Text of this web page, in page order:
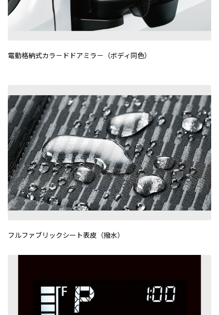
電動格納式カラ－ドドアミラ－（ボディ同色）
フルファブリックシート表皮（撥水）